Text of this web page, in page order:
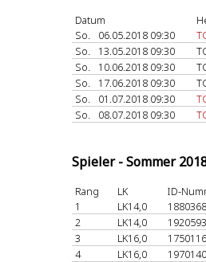
Datum
So.
06.05.2018 09:30
So.
13.05.2018 09:30
So.
10.06.2018 09:30
So.
17.06.2018 09:30
So.
01.07.2018 09:30
So.
08.07.2018 09:30
Spieler - Sommer
Rang LK
ID-
1
LK14,0
2
LK14,0
3
LK16,0
4
LK16,0